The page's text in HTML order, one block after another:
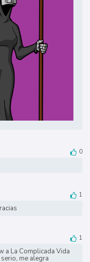
0
1
1
a La Complicada Vida
me alegra